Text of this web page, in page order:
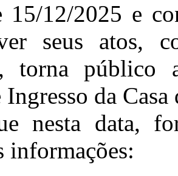
15/12/2025 e
seus atos,
torna público
da
nesta data,
informações: